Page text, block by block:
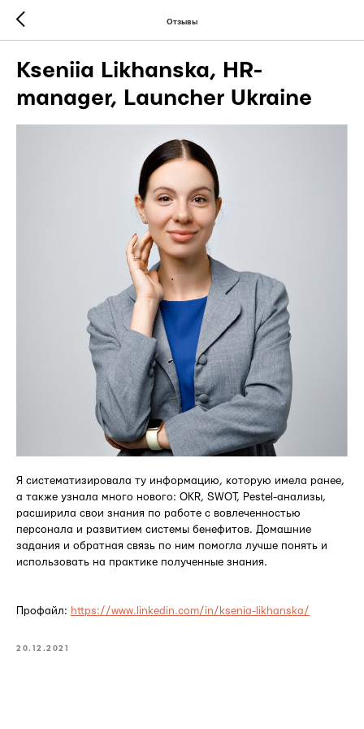
Отзывы
Kseniia Likhanska, HR-
manager, Launcher Ukraine
Я систематизировала ту информацию, которую имела ранее,
а также узнала много нового: OKR, SWOT, Pestel-анализы,
расширила свои знания по работе с вовлеченностью
персонала и развитием системы бенефитов. Домашние
задания и обратная связь по ним помогла лучше понять и
использовать на практике полученные знания.
Профайл: https://www.linkedin.com/in/ksenia-likhanska/
20.12.2021